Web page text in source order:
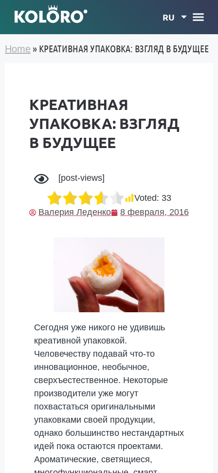
RU
Home » КРЕАТИВНАЯ УПАКОВКА: ВЗГЛЯД В БУДУЩЕЕ
КРЕАТИВНАЯ
УПАКОВКА: ВЗГЛЯД
В БУДУЩЕЕ
[post-views]
Voted: 33
Валерия Леденко
8 февраля, 2016
Сегодня уже никого не удивишь
креативной упаковкой.
Человечеству подавай что-то
инновационное, необычное,
сверхъестественное. Некоторые
производители уже могут
похвастаться оригинальными
упаковками своей продукции,
однако большинство нестандартных
идей пока остаются проектами.
Ароматические, светящиеся,